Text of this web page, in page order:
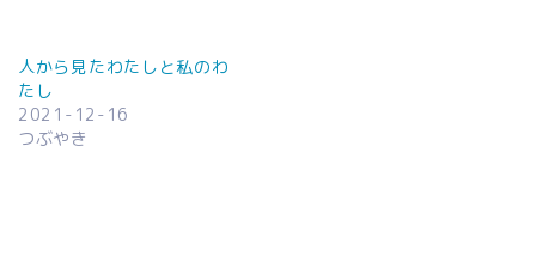
人から見たわたしと私のわ
たし
2021-12-16
つぶやき